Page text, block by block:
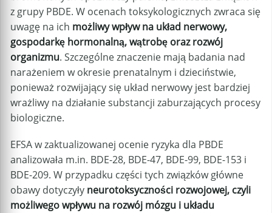
z grupy PBDE. W ocenach toksykologicznych zwraca się
uwagę na ich możliwy wpływ na układ nerwowy,
gospodarkę hormonalną, wątrobę oraz rozwój
organizmu. Szczególne znaczenie mają badania nad
narażeniem w okresie prenatalnym i dzieciństwie,
ponieważ rozwijający się układ nerwowy jest bardziej
wrażliwy na działanie substancji zaburzających procesy
biologiczne.
EFSA w zaktualizowanej ocenie ryzyka dla PBDE
analizowała m.in. BDE-28, BDE-47, BDE-99, BDE-153 i
BDE-209. W przypadku części tych związków główne
obawy dotyczyły neurotoksyczności rozwojowej, czyli
możliwego wpływu na rozwój mózgu i układu